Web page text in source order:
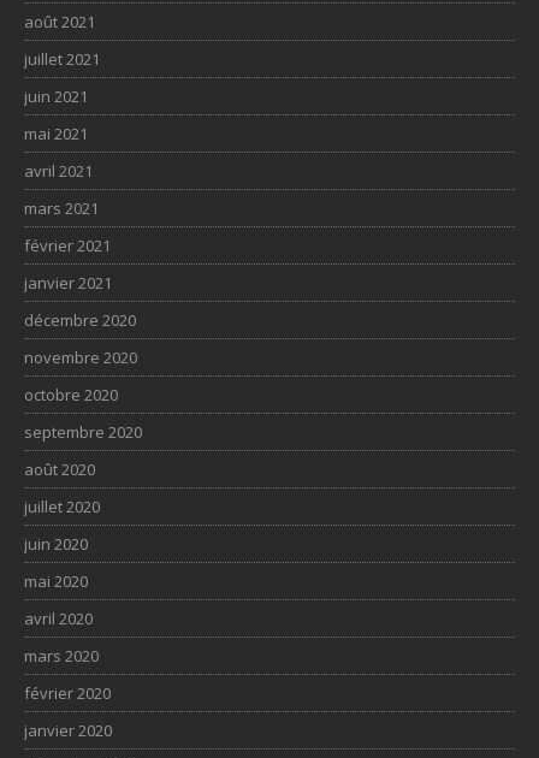
août 2021
juillet 2021
juin 2021
mai 2021
avril 2021
mars 2021
février 2021
janvier 2021
décembre 2020
novembre 2020
octobre 2020
septembre 2020
août 2020
juillet 2020
juin 2020
mai 2020
avril 2020
mars 2020
février 2020
janvier 2020